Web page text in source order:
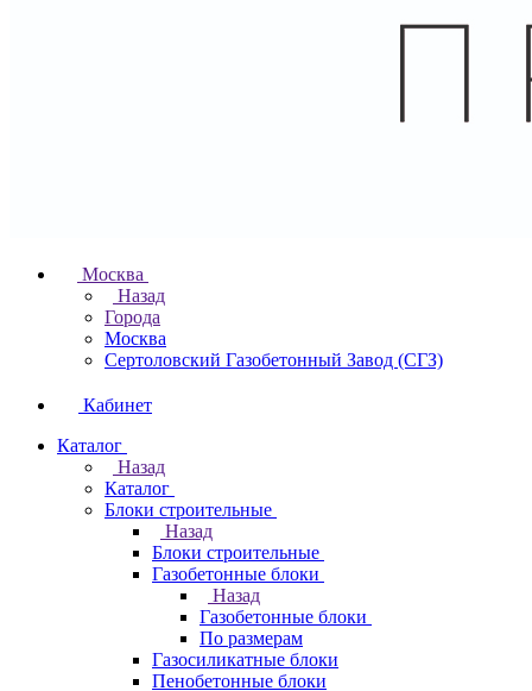
Москва
Назад
Города
Москва
Сертоловский Газобетонный Завод (СГЗ)
Кабинет
Каталог
Назад
Каталог
Блоки строительные
Назад
Блоки строительные
Газобетонные блоки
Назад
Газобетонные блоки
По размерам
Газосиликатные блоки
Пенобетонные блоки